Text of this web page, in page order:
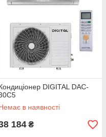
DIGITAL DAC-
в наявності
184 ₴